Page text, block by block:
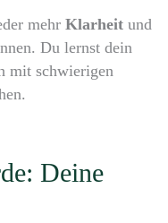
mehr Klarheit und
Du lernst dein
mit schwierigen
Deine